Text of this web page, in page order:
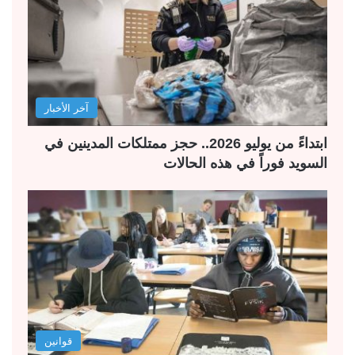
آخر الأخبار
ابتداءً من يوليو 2026.. حجز ممتلكات المدينين في
السويد فوراً في هذه الحالات
قوانين